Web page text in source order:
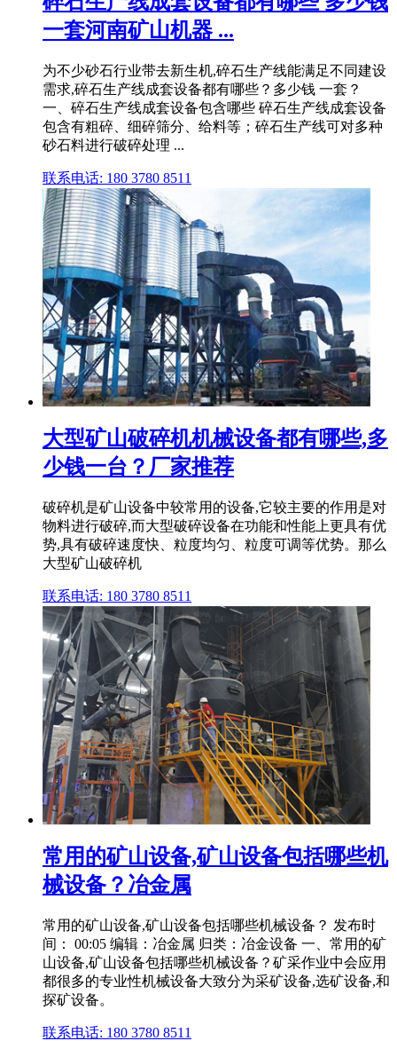
一套河南矿山机器 ...
为不少砂石行业带去新生机,碎石生产线能满足不同建设
需求,碎石生产线成套设备都有哪些？多少钱 一套？
一、碎石生产线成套设备包含哪些 碎石生产线成套设备
包含有粗碎、细碎筛分、给料等；碎石生产线可对多种
砂石料进行破碎处理 ...
联系电话: 180 3780 8511
大型矿山破碎机机械设备都有哪些,多
少钱一台？厂家推荐
破碎机是矿山设备中较常用的设备,它较主要的作用是对
物料进行破碎,而大型破碎设备在功能和性能上更具有优
势,具有破碎速度快、粒度均匀、粒度可调等优势。那么
大型矿山破碎机
联系电话: 180 3780 8511
常用的矿山设备,矿山设备包括哪些机
械设备？冶金属
常用的矿山设备,矿山设备包括哪些机械设备？ 发布时
间： 00:05 编辑：冶金属 归类：冶金设备 一、常用的矿
山设备,矿山设备包括哪些机械设备？矿采作业中会应用
都很多的专业性机械设备大致分为采矿设备,选矿设备,和
探矿设备。
联系电话: 180 3780 8511